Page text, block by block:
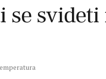
se svideti